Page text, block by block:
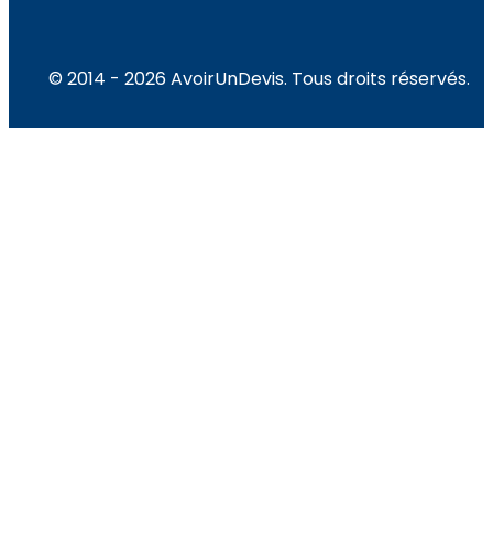
© 2014 - 2026 AvoirUnDevis. Tous droits réservés.